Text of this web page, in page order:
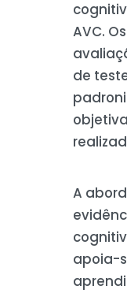
AVC.
de
A
apoia-